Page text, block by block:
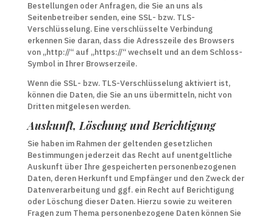
Bestellungen oder Anfragen, die Sie an uns als
Seitenbetreiber senden, eine SSL- bzw. TLS-
Verschlüsselung. Eine verschlüsselte Verbindung
erkennen Sie daran, dass die Adresszeile des Browsers
von „http://“ auf „https://“ wechselt und an dem Schloss-
Symbol in Ihrer Browserzeile.
Wenn die SSL- bzw. TLS-Verschlüsselung aktiviert ist,
können die Daten, die Sie an uns übermitteln, nicht von
Dritten mitgelesen werden.
Auskunft, Löschung und Berichtigung
Sie haben im Rahmen der geltenden gesetzlichen
Bestimmungen jederzeit das Recht auf unentgeltliche
Auskunft über Ihre gespeicherten personenbezogenen
Daten, deren Herkunft und Empfänger und den Zweck der
Datenverarbeitung und ggf. ein Recht auf Berichtigung
oder Löschung dieser Daten. Hierzu sowie zu weiteren
Fragen zum Thema personenbezogene Daten können Sie